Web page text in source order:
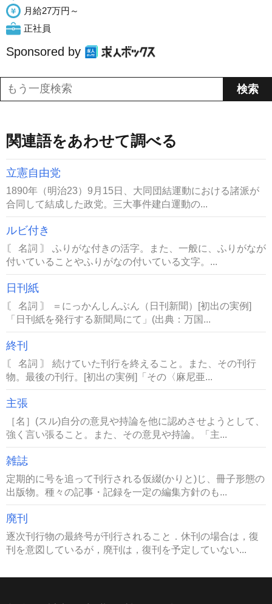
月給27万円～
正社員
Sponsored by
関連語をあわせて調べる
立憲自由党
1890年（明治23）9月15日、大同団結運動における諸派が
合同して結成した政党。三大事件建白運動の...
ルビ付き
〘 名詞 〙 ふりがな付きの活字。また、一般に、ふりがなが
付いていることやふりがなの付いている文字。...
日刊紙
〘 名詞 〙 ＝にっかんしんぶん（日刊新聞）[初出の実例]
「日刊紙を発行する新聞局にて」(出典：万国...
終刊
〘 名詞 〙 続けていた刊行を終えること。また、その刊行
物。最後の刊行。[初出の実例]「その〈麻尼亜...
主張
［名］(スル)自分の意見や持論を他に認めさせようとして、
強く言い張ること。また、その意見や持論。「主...
雑誌
定期的に号を追って刊行される仮綴(かりと)じ、冊子形態の
出版物。種々の記事・記録を一定の編集方針のも...
廃刊
逐次刊行物の最終号が刊行されること．休刊の場合は，復
刊を意図しているが，廃刊は，復刊を予定していない...